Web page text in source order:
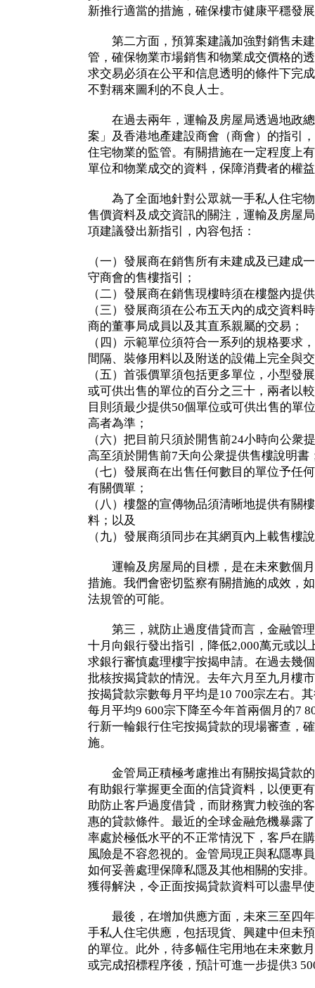
新推行適當的措施，確保樓市健康平穩發
第二方面，預算案建議加強對銷售未建
管，確保物業市場銷售和物業成交價格的
求交易必須在公平和信息透明的條件下完
不對稱來圖利的不良人士。
在過去兩年，運輸及房屋局透過地政總
案」及香港地產建設商會（商會）的指引
住宅物業的監管。有關措施在一定程度上
單位和物業成交的資料，保障消費者的權
為了全面地針對公眾就一手私人住宅物
售價資料及成交資訊的關注，運輸及房屋
項建議發出新指引，內容包括：
（一）發展商在銷售所有未建成及已建成
守商會的售樓指引；
（二）發展商在銷售現樓時須在樓盤內提
（三）發展商須在公布五天內的成交資料
商的董事局成員以及其直系親屬的交易；
（四）示範單位須符合一系列的規格要求
間隔、裝修用料以及附送的設備上完全與
（五）首張價單須包括更多單位，小型發
或可供出售的單位的百分之三十，兩者以
目則須最少提供50個單位或可供出售的單
高者為準；
（六）把目前只須於開售前24小時向公衆
高至須於開售前7天向公衆提供售樓說明書
（七）發展商在出售任何數目的單位予任
有關價單；
（八）樓盤的宣傳物品須清晰地提供有關
料；以及
（九）發展商須同步在其網頁內上載售樓
運輸及房屋局的目標，是在未來數個月
措施。我們會密切監察有關措施的成效，
法規管的可能。
第三，就防止過度借貸而言，金融管理
十月向銀行發出指引，降低2,000萬元或以
求銀行審慎處理樓宇按揭申請。在過去幾
批核按揭貸款的情況。去年六月至九月樓
按揭貸款宗數每月平均是10 700宗左右。
每月平均9 600宗下降至今年首兩個月的7
行新一輪銀行住宅按揭貸款的現場審查，
施。
金管局正積極考慮推出有關按揭貸款的
有助銀行掌握更全面的信貸資料，以便更
助防止客戶過度借貸，而財務實力較強的
惠的貸款條件。最近的全球金融危機暴露
率處於極低水平的不正常情況下，客戶在
風險是不容忽視的。金管局現正與私隱專
如何妥善處理保障私隱及其他相關的安排
獲得解決，令正面按揭貸款資料可以盡早
最後，在增加供應方面，未來三至四年
手私人住宅供應，包括現貨、興建中但未
的單位。此外，待多幅住宅用地在未來數
或完成招標程序後，預計可進一步提供3